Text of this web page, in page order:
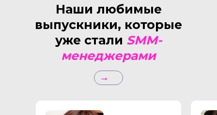
→
Наши любимые
выпускники, которые
уже стали SMM-
менеджерами